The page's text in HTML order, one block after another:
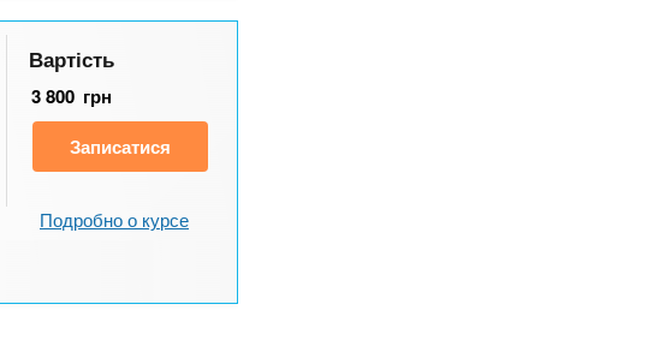
Вартість
3 800 грн
Записатися
Подробно о курсе